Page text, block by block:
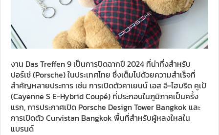
งาน Das Treffen 9 เป็นการปิดฉากปี 2024 ที่น่าทึ่งสำหรับ
ปอร์เช่ (Porsche) ในประเทศไทย ซึ่งเต็มไปด้วยความสำเร็จที่
สำคัญหลายประการ เช่น การเปิดตัวคาเยนน์ เอส อี-ไฮบริด คูเป้
(Cayenne S E-Hybrid Coupé) ที่ประกอบในภูมิภาคเป็นครั้ง
แรก, การประกาศเปิด Porsche Design Tower Bangkok และ
การเปิดตัว Curvistan Bangkok พื้นที่สำหรับผู้หลงใหลใน
แบรนด์